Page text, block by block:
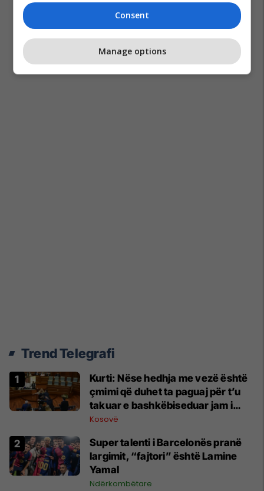
Trend Telegrafi
Kurti: Nëse hedhja me vezë është
çmimi që duhet ta paguaj për t’u
takuar e bashkëbiseduar jam i
lumtur ta bëj këtë
Kosovë
Super talenti i Barcelonës pranë
largimit, “fajtori” është Lamine
Yamal
Ndërkombëtare
Consent
Manage options